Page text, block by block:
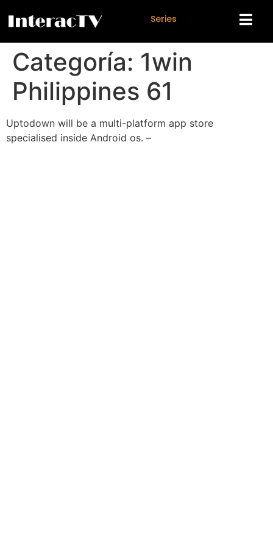
Series
Categoría: 1win
Philippines 61
Uptodown will be a multi-platform app store
specialised inside Android os. –